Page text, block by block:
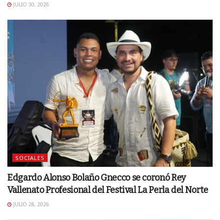
JULIO 30, 2026
SOCIALES
Edgardo Alonso Bolaño Gnecco se coronó Rey
Vallenato Profesional del Festival La Perla del Norte
JULIO 28, 2026